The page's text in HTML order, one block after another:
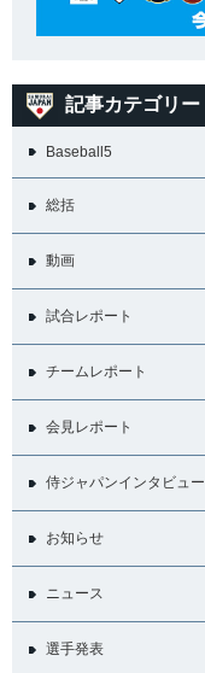
記事カテゴリー
Baseball5
総括
動画
試合レポート
チームレポート
会見レポート
侍ジャパンインタビュー
お知らせ
ニュース
選手発表